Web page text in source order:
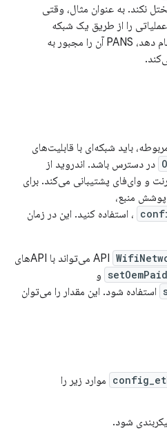
نکند. به عنوان مثال، وقتی
را از طریق یک شبکه
بدون محدودیت زمانی انجام دهد، PANS آن را مجبور به
باید شبکه‌ای با قابلیت‌های
در دسترس باشد. اندروید از
و وای‌فای پشتیبانی می‌کند. برای
پوشش منبع،
، استفاده کنید. این در زمان
می‌تواند با APIهای
و
استفاده شود. این مقدار را می‌توان
موارد زیر را
شود.